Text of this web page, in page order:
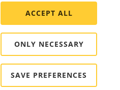
ACCEPT ALL
ONLY NECESSARY
SAVE PREFERENCES